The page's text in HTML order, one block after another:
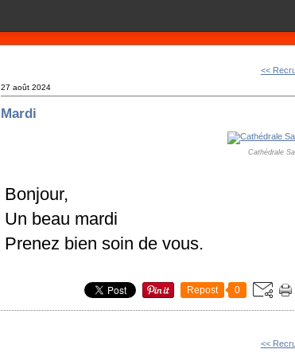
<<
27 août 2024
Mardi
Cathédrale
Bonjour,
Un beau mardi
Prenez bien soin de vous.
Repost 0
<<